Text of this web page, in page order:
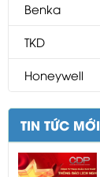
Benka
TKD
Honeywell
TIN TỨC MỚI